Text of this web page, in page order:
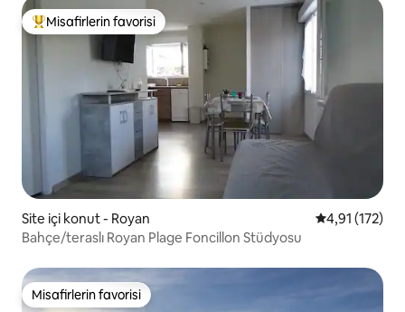
Misafirlerin favorilerinden en beğenilenler arasında
Misafirlerin favorisi
Site içi konut - Royan 5 üzerinden
4,91 (172)
Bahçe/teraslı Royan Plage Foncillon Stüdyosu
Misafirlerin favorisi
Misafirlerin favorisi